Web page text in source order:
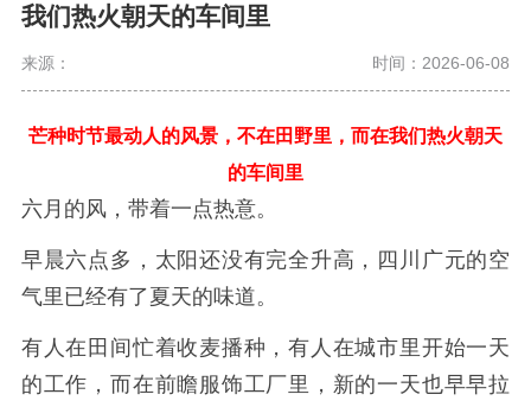
我们热火朝天的车间里
来源： 时间：2026-06-08
芒种时节最动人的风景，不在田野里，而在我们热火朝天
的车间里
六月的风，带着一点热意。
早晨六点多，太阳还没有完全升高，四川广元的空
气里已经有了夏天的味道。
有人在田间忙着收麦播种，有人在城市里开始一天
的工作，而在前瞻服饰工厂里，新的一天也早早拉